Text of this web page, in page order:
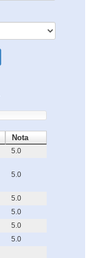
Nota
5.0
5.0
5.0
5.0
5.0
5.0